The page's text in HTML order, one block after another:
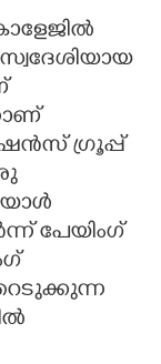
ഗ്രൂപ്പ്
പേയിംഗ്